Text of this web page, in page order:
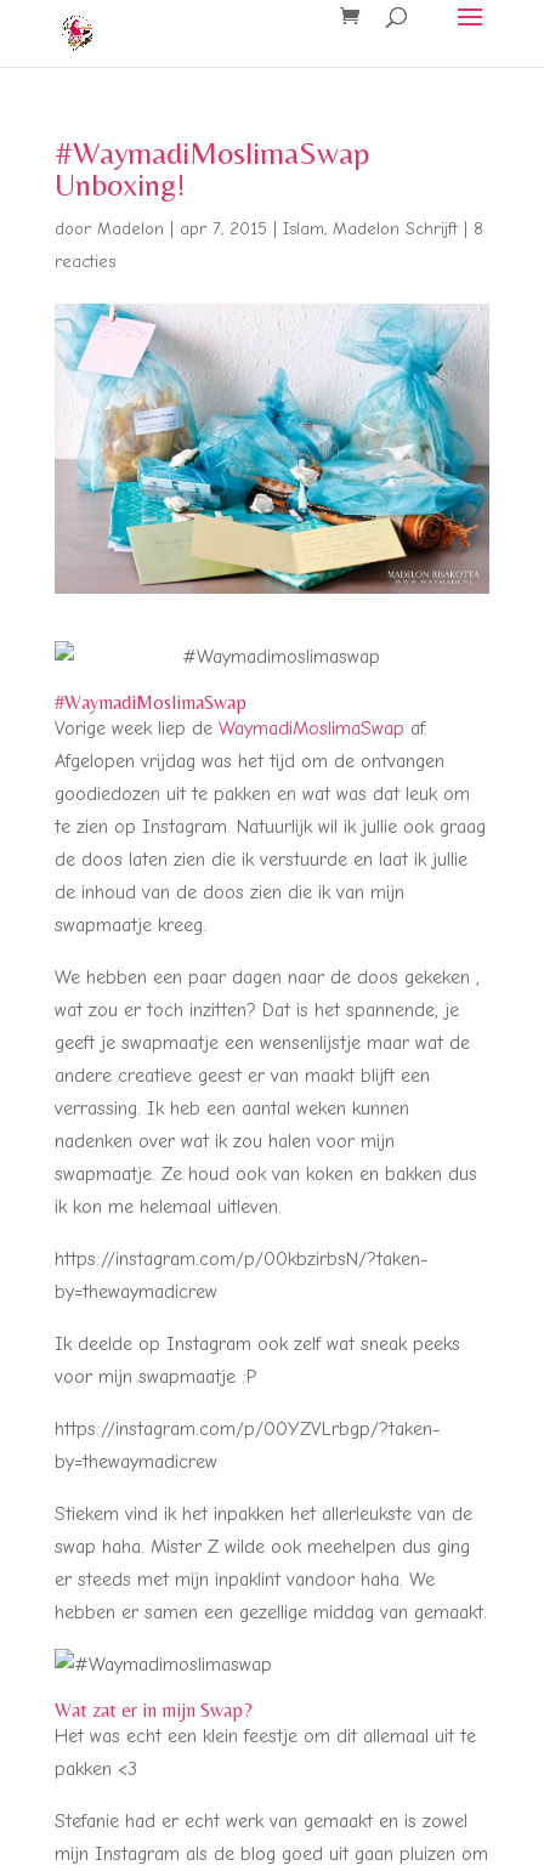
#WaymadiMoslimaSwap
Unboxing!
door Madelon apr 7, 2015 Islam, Madelon Schrijft| 8
reacties
#WaymadiMoslimaSwap
Vorige week liep de WaymadiMoslimaSwap af.
Afgelopen vrijdag was het tijd om de ontvangen
goodiedozen uit te pakken en wat was dat leuk om
te zien op Instagram. Natuurlijk wil ik jullie ook graag
de doos laten zien die ik verstuurde en laat ik jullie
de inhoud van de doos zien die ik van mijn
swapmaatje kreeg.
We hebben een paar dagen naar de doos gekeken ,
wat zou er toch inzitten? Dat is het spannende, je
geeft je swapmaatje een wensenlijstje maar wat de
andere creatieve geest er van maakt blijft een
verrassing. Ik heb een aantal weken kunnen
nadenken over wat ik zou halen voor mijn
swapmaatje. Ze houd ook van koken en bakken dus
ik kon me helemaal uitleven.
https://instagram.com/p/00kbzirbsN/?taken-
by=thewaymadicrew
Ik deelde op Instagram ook zelf wat sneak peeks
voor mijn swapmaatje :P
https://instagram.com/p/00YZVLrbgp/?taken-
by=thewaymadicrew
Stiekem vind ik het inpakken het allerleukste van de
swap haha. Mister Z wilde ook meehelpen dus ging
er steeds met mijn inpaklint vandoor haha. We
hebben er samen een gezellige middag van gemaakt.
Wat zat er in mijn Swap?
Het was echt een klein feestje om dit allemaal uit te
pakken <3
Stefanie had er echt werk van gemaakt en is zowel
mijn Instagram als de blog goed uit gaan pluizen om